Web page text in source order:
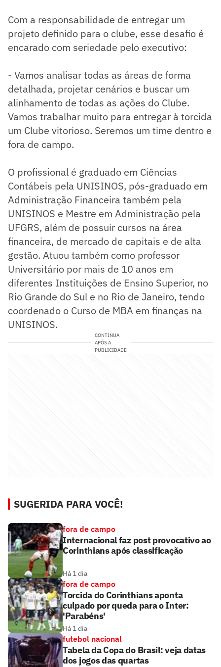
Com a responsabilidade de entregar um
projeto definido para o clube, esse desafio é
encarado com seriedade pelo executivo:
- Vamos analisar todas as áreas de forma
detalhada, projetar cenários e buscar um
alinhamento de todas as ações do Clube.
Vamos trabalhar muito para entregar à torcida
um Clube vitorioso. Seremos um time dentro e
fora de campo.
O profissional é graduado em Ciências
Contábeis pela UNISINOS, pós-graduado em
Administração Financeira também pela
UNISINOS e Mestre em Administração pela
UFGRS, além de possuir cursos na área
financeira, de mercado de capitais e de alta
gestão. Atuou também como professor
Universitário por mais de 10 anos em
diferentes Instituições de Ensino Superior, no
Rio Grande do Sul e no Rio de Janeiro, tendo
coordenado o Curso de MBA em finanças na
UNISINOS.
CONTINUA
APÓS A
PUBLICIDADE
SUGERIDA PARA VOCÊ!
fora de campo
Internacional faz post provocativo ao
Corinthians após classificação
Há 1 dia
fora de campo
Torcida do Corinthians aponta
culpado por queda para o Inter:
'Parabéns'
Há 1 dia
futebol nacional
Tabela da Copa do Brasil: veja datas
dos jogos das quartas